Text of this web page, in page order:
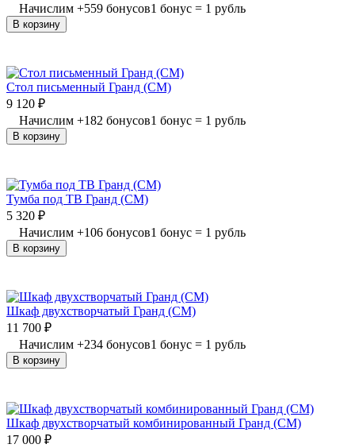
Начислим +559 бонусов1 бонус = 1 рубль
В корзину
Стол письменный Гранд (СМ)
9 120 ₽
Начислим +182 бонусов1 бонус = 1 рубль
В корзину
Тумба под ТВ Гранд (СМ)
5 320 ₽
Начислим +106 бонусов1 бонус = 1 рубль
В корзину
Шкаф двухстворчатый Гранд (СМ)
11 700 ₽
Начислим +234 бонусов1 бонус = 1 рубль
В корзину
Шкаф двухстворчатый комбинированный Гранд (СМ)
17 000 ₽